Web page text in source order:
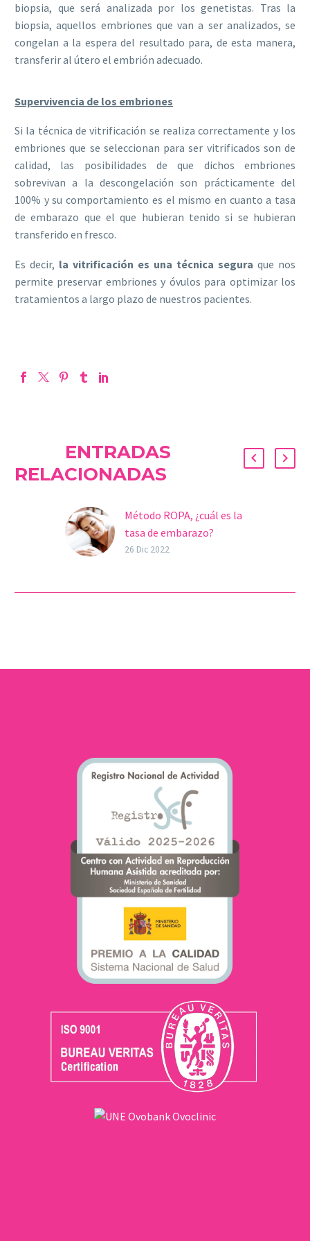
biopsia, que será analizada por los genetistas. Tras la
biopsia, aquellos embriones que van a ser analizados, se
congelan a la espera del resultado para, de esta manera,
transferir al útero el embrión adecuado.
Supervivencia de los embriones
Si la técnica de vitrificación se realiza correctamente y los
embriones que se seleccionan para ser vitrificados son de
calidad, las posibilidades de que dichos embriones
sobrevivan a la descongelación son prácticamente del
100% y su comportamiento es el mismo en cuanto a tasa
de embarazo que el que hubieran tenido si se hubieran
transferido en fresco.
Es decir, la vitrificación es una técnica segura que nos
permite preservar embriones y óvulos para optimizar los
tratamientos a largo plazo de nuestros pacientes.
ENTRADAS
RELACIONADAS
Método ROPA, ¿cuál es la
tasa de embarazo?
En los últimos años, la
26 Dic 2022